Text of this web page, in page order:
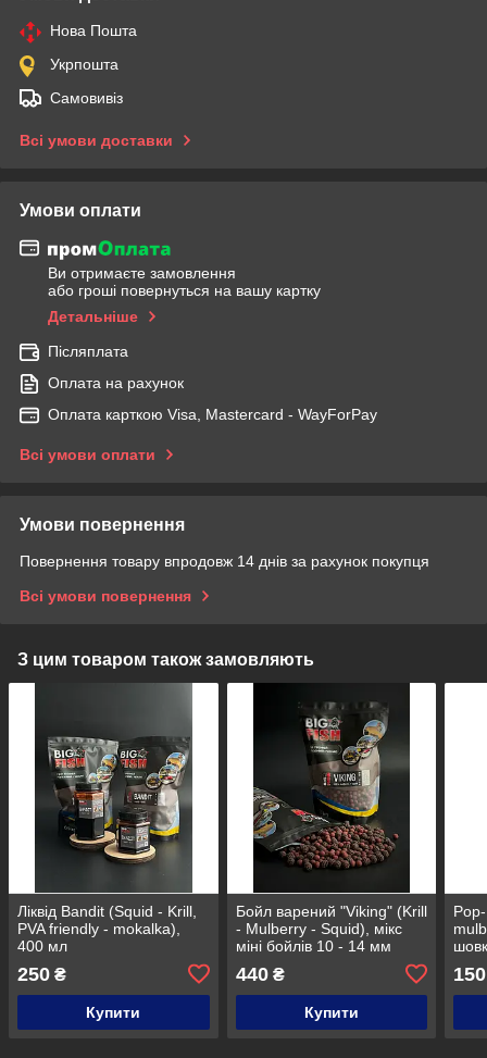
Нова Пошта
Укрпошта
Самовивіз
Всі умови доставки
Умови оплати
Ви отримаєте замовлення
або гроші повернуться на вашу картку
Детальніше
Післяплата
Оплата на рахунок
Оплата карткою Visa, Mastercard - WayForPay
Всі умови оплати
Умови повернення
Повернення товару впродовж 14 днів за рахунок покупця
Всі умови повернення
З цим товаром також замовляють
Ліквід Bandit (Squid - Krill,
PVA friendly - mokalka),
400 мл
250 ₴
Купити
Бойл варений "Viking" (Krill
- Mulberry - Squid), мікс
міні бойлів 10 - 14 мм
440₴
Купити
150